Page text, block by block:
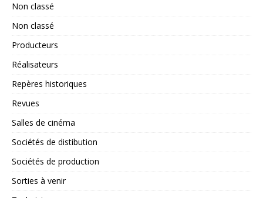
Non classé
Non classé
Producteurs
Réalisateurs
Repères historiques
Revues
Salles de cinéma
Sociétés de distibution
Sociétés de production
Sorties à venir